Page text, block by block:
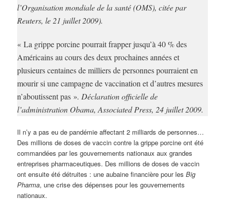
l’Organisation mondiale de la santé (OMS), citée par
Reuters, le 21 juillet 2009).
« La grippe porcine pourrait frapper jusqu’à 40 % des
Américains au cours des deux prochaines années et
plusieurs centaines de milliers de personnes pourraient en
mourir si une campagne de vaccination et d’autres mesures
n’aboutissent pas ». Déclaration officielle de
l’administration Obama, Associated Press, 24 juillet 2009.
Il n’y a pas eu de pandémie affectant 2 milliards de personnes…
Des millions de doses de vaccin contre la grippe porcine ont été
commandées par les gouvernements nationaux aux grandes
entreprises pharmaceutiques. Des millions de doses de vaccin
ont ensuite été détruites : une aubaine financière pour lesBig
Pharma, une crise des dépenses pour les gouvernements
nationaux.